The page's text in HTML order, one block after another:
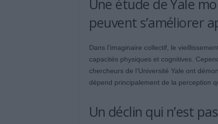
Une étude de Yale
peuvent s’améliorer
Dans l’imaginaire collectif, le
capacités physiques et cognitives.
chercheurs de l’Université Yale ont
dépend principalement de la perception
Un déclin qui n’est